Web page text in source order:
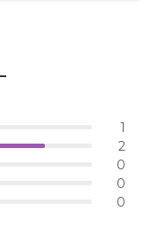
1
2
0
0
0